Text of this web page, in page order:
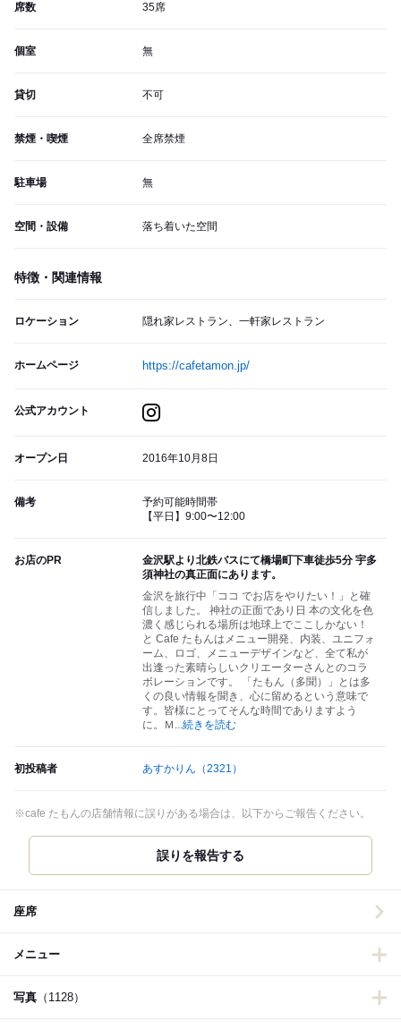
席数 35席
個室 無
貸切 不可
禁煙・喫煙 全席禁煙
駐車場 無
空間・設備 落ち着いた空間
特徴・関連情報
ロケーション 隠れ家レストラン、一軒家レストラン
ホームページ https://cafetamon.jp/
公式アカウント
オープン日 2016年10月8日
備考
予約可能時間帯
【平日】9:00〜12:00
お店のPR
金沢駅より北鉄バスにて橋場町下車徒歩5分 宇多
須神社の真正面にあります。
金沢を旅行中「ココ でお店をやりたい！」と確
信しました。 神社の正面であり日 本の文化を色
濃く感じられる場所は地球上でここしかない！
と Cafe たもんはメニュー開発、内装、ユニフォ
ーム、ロゴ、メニューデザインなど、全て私が
出逢った素晴らしいクリエーターさんとのコラ
ボレーションです。 「たもん（多聞）」とは多
くの良い情報を聞き、心に留めるという意味で
す。皆様にとってそんな時間でありますよう
に。Ｍ ...続きを読む
初投稿者 あすかりん （2321）
※cafe たもんの店舗情報に誤りがある場合は、以下からご報告ください。
誤りを報告する
座席
メニュー
写真 （1128）